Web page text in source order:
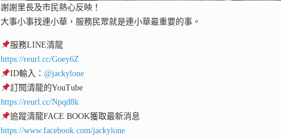
謝謝里長及市民熱心反映！
大事小事找連小華，服務民眾就是連小華最重要的事。
服務LINE清龍
https://reurl.cc/Goey6Z
ID輸入：@jackylone
訂閱清龍的YouTube
https://reurl.cc/Npqd8k
追蹤清龍FACE BOOK獲取最新消息
https://www.facebook.com/jackylone